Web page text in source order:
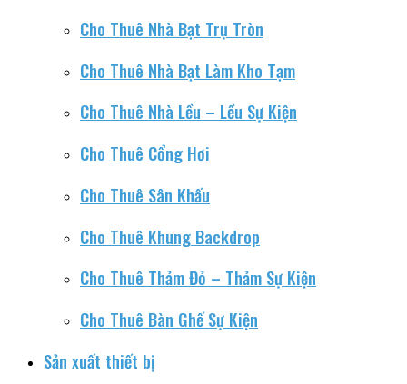
Cho Thuê Nhà Bạt Trụ Tròn
Cho Thuê Nhà Bạt Làm Kho Tạm
Cho Thuê Nhà Lều – Lều Sự Kiện
Cho Thuê Cổng Hơi
Cho Thuê Sân Khấu
Cho Thuê Khung Backdrop
Cho Thuê Thảm Đỏ – Thảm Sự Kiện
Cho Thuê Bàn Ghế Sự Kiện
Sản xuất thiết bị